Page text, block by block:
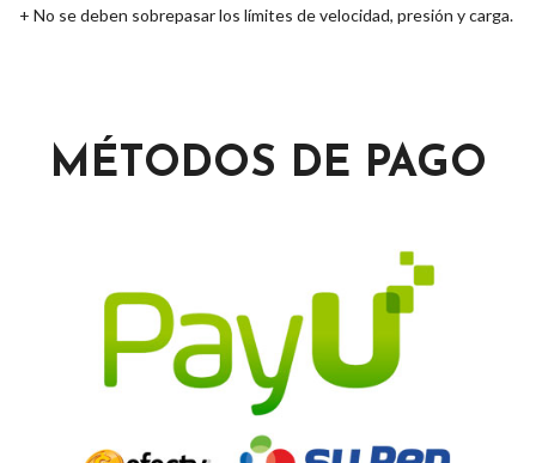
+ No se deben sobrepasar los límites de velocidad, presión y carga.
MÉTODOS DE PAGO